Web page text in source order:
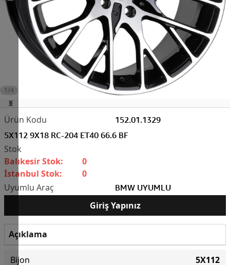
1/4
152.01.1329
5X112 9X18 RC-204 ET40 66.6 BF
BMW UYUMLU
Balıkesir Stok:
0
İstanbul Stok:
0
Giriş Yapınız
Açıklama
Bijon 5X112